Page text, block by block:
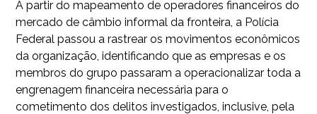
A partir do mapeamento de operadores financeiros do
mercado de câmbio informal da fronteira, a Polícia
Federal passou a rastrear os movimentos econômicos
da organização, identificando que as empresas e os
membros do grupo passaram a operacionalizar toda a
engrenagem financeira necessária para o
cometimento dos delitos investigados, inclusive, pela